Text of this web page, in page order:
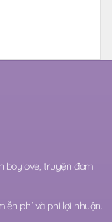
boylove, truyện đam
phí và phi lợi nhuận.